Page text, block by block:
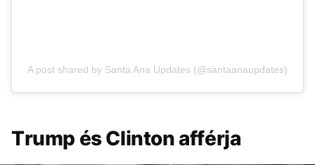
A post shared by Santa Ana Updates (@santaanaupdates)
Trump és Clinton afférja